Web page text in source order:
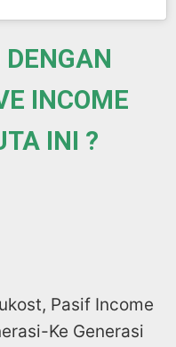
INCOME
INI ?
Pasif Income
Ke Generasi